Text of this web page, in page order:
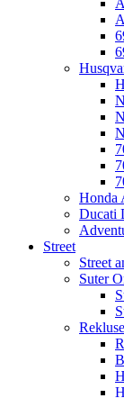
Honda
Ducati
Street
Street
Suter